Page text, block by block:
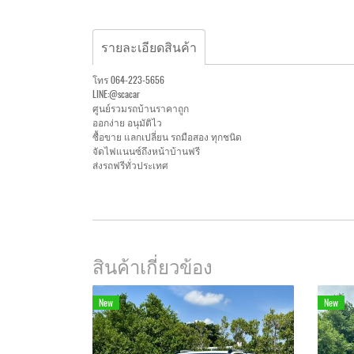
รายละเอียดสินค้า
โทร 064-223-5656
LINE:@scacar
ศูนย์รวมรถบ้านราคาถูก
ออกง่าย อนุมัติไว
ซื้อขาย แลกเปลี่ยน รถมือสอง ทุกชนิด
จัดไฟแนนซ์ถึงหน้าบ้านฟรี
ส่งรถฟรีทั่วประเทศ
สินค้าเกี่ยวข้อง
New New